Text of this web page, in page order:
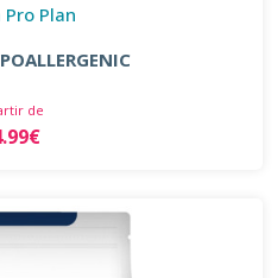
Pro Plan
de